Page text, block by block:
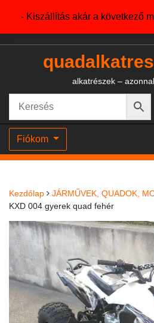
- Kiszállítás akár a következő
+36204327386
alkatrészek –
Fiókom
Kezdőlap JÁRMŰVEK, QUADOK,
KXD 004 gyerek quad fehér